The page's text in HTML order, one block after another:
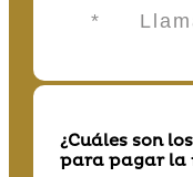
*
¿Cuáles son
para pagar la